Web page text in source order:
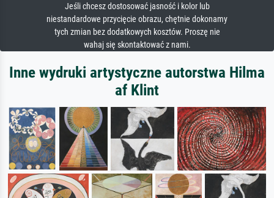
Jeśli chcesz dostosować jasność i kolor lub
niestandardowe przycięcie obrazu, chętnie dokonamy
tych zmian bez dodatkowych kosztów. Proszę nie
wahaj się skontaktować z nami.
Inne wydruki artystyczne autorstwa Hilma
af Klint